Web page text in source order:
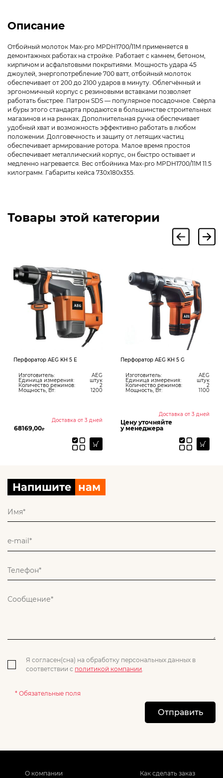
Описание
Отбойный молоток Max-pro MPDH1700/11M применяется в
демонтажных работах на стройке. Работает с камнем, бетоном,
кирпичом и асфальтовыми покрытиями. Мощность удара 45
джоулей, энергопотребление 700 ватт, отбойный молоток
обеспечивает от 200 до 2100 ударов в минуту. Облегчённый и
эргономичный корпус с резиновыми вставками позволяет
работать быстрее. Патрон SDS — популярное посадочное. Свёрла
и буры этого стандарта продаются в большинстве строительных
магазинов и на рынках. Дополнительная ручка обеспечивает
удобный хват и возможность эффективно работать в любом
положении. Долговечность и защиту от летящих частиц
обеспечивает армирование ротора. Малое время простоя
обеспечивает металлический корпус, он быстро остывает и
медленно нагревается. Вес отбойника Max-pro MPDH1700/11M 11.5
килограмм. Габариты кейса 730х180х355.
Товары этой категории
Перфоратор AEG KH 5 E
Изготовитель: AEG
Единица измерения: штук
Количество режимов: 2
Мощность, Вт: 1200
Доставка от 3 дней
68169,00₽
Перфоратор AEG KH 5 G
Изготовитель: AEG
Единица измерения: штук
Количество режимов: 2
Мощность, Вт: 1100
Доставка от 3 дней
Цену уточняйте
у менеджера
Напишите нам
Я согласен(сна) на обработку персональных данных в
соответствии с политикой компании.
* Обязательные поля
Отправить
О компании
Как сделать заказ